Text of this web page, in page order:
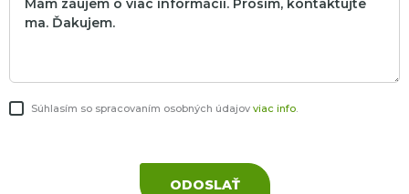
Súhlasím so spracovaním osobných údajov viac info.
ODOSLAŤ